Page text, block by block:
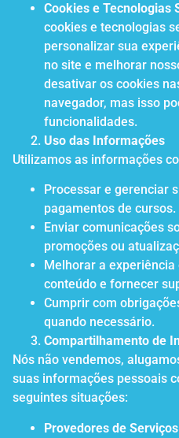
Cookies e Tecnologias
cookies e tecnologias
personalizar sua
no site e melhorar
desativar os cookies
navegador, mas isso
funcionalidades.
Uso das Informações
Utilizamos as informações
Processar e gerenciar
pagamentos de cursos.
Enviar comunicações
promoções ou
Melhorar a
conteúdo e fornecer
Cumprir com
quando necessário.
Compartilhamento de
Nós não vendemos,
suas informações pessoais
seguintes situações:
Provedores de Serviços